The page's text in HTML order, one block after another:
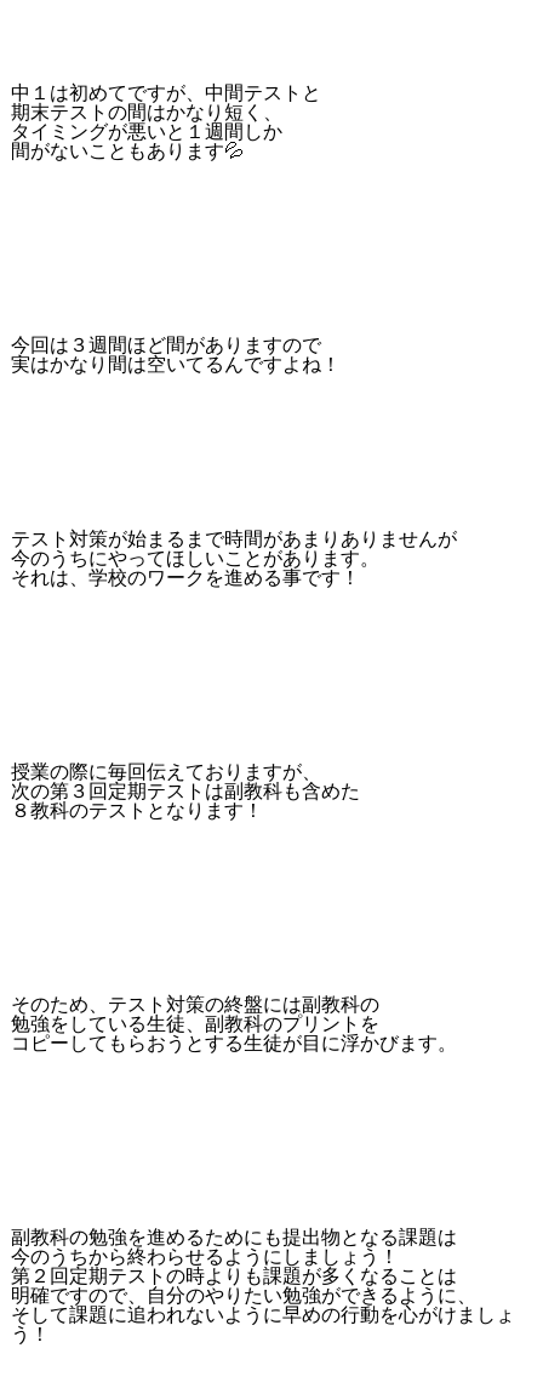
中１は初めてですが、中間テストと
期末テストの間はかなり短く、
タイミングが悪いと１週間しか
間がないこともあります💦
今回は３週間ほど間がありますので
実はかなり間は空いてるんですよね！
テスト対策が始まるまで時間があまりありませんが
今のうちにやってほしいことがあります。
それは、学校のワークを進める事です！
授業の際に毎回伝えておりますが、
次の第３回定期テストは副教科も含めた
８教科のテストとなります！
そのため、テスト対策の終盤には副教科の
勉強をしている生徒、副教科のプリントを
コピーしてもらおうとする生徒が目に浮かびます。
副教科の勉強を進めるためにも提出物となる課題は
今のうちから終わらせるようにしましょう！
第２回定期テストの時よりも課題が多くなることは
明確ですので、自分のやりたい勉強ができるように、
そして課題に追われないように早めの行動を心がけましょ
う！